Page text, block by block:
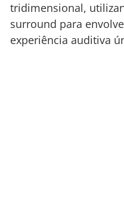
tridimensional,
surround para
experiência auditiva